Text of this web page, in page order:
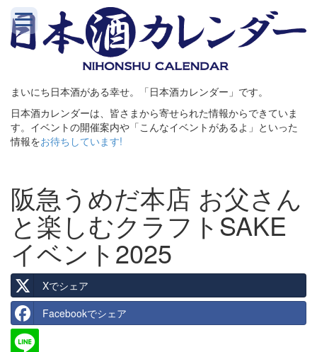
まいにち日本酒がある幸せ。「日本酒カレンダー」です。
日本酒カレンダーは、皆さまから寄せられた情報からできていま
す。イベントの開催案内や「こんなイベントがあるよ」といった
情報をお待ちしています!
阪急うめだ本店 お父さん
と楽しむクラフトSAKE
イベント2025
Xでシェア
Facebookでシェア